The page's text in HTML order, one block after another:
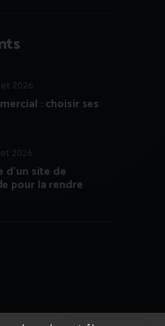
2026
: choisir ses
2026
d’un site de
pour la rendre
Hacking France